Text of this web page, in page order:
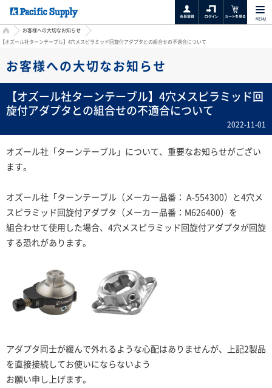
MENU
HOMEお客様への大切なお知らせ
【オズール社ターンテーブル】4穴メスピラミッド回旋付アダプタとの組合せの不適合について
お客様への大切なお知らせ
【オズール社ターンテーブル】4穴メスピラミッド回
旋付アダプタとの組合せの不適合について
2022-11-01
オズール社「ターンテーブル」について、重要なお知らせがござい
ます。
オズール社「ターンテーブル（メーカー品番： A-554300）と4穴メ
スピラミッド回旋付アダプタ（メーカー品番：M626400）を
組合わせて使用した場合、4穴メスピラミッド回旋付アダプタが回旋
する恐れがあります。
アダプタ同士が緩んで外れるような心配はありませんが、上記2製品
を直接接続してお使いにならないよう
お願い申し上げます。